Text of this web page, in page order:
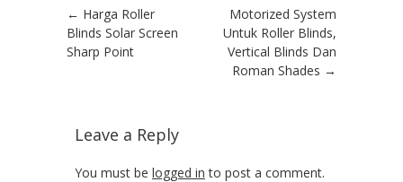
Post navigation
← Harga Roller
Blinds Solar Screen
Sharp Point
Motorized System
Untuk Roller Blinds,
Vertical Blinds Dan
Roman Shades →
Leave a Reply
You must be logged in to post a comment.